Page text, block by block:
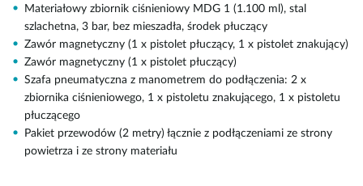
Materiałowy zbiornik ciśnieniowy MDG 1 (1.100 ml), stal
szlachetna, 3 bar, bez mieszadła, środek płuczący
Zawór magnetyczny (1 x pistolet płuczący, 1 x pistolet znakujący)
Zawór magnetyczny (1 x pistolet płuczący)
Szafa pneumatyczna z manometrem do podłączenia: 2 x
zbiornika ciśnieniowego, 1 x pistoletu znakującego, 1 x pistoletu
płuczącego
Pakiet przewodów (2 metry) łącznie z podłączeniami ze strony
powietrza i ze strony materiału